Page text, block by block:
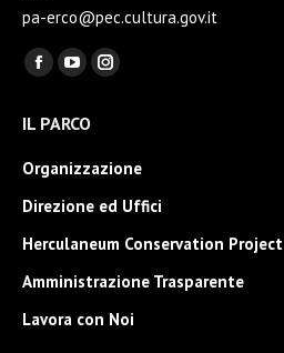
pa-erco@pec.cultura.gov.it
Ci puoi trovare su:
Facebook
opens
in
window
YouTube
opens
in
window
Instagram
in
window
IL PARCO
Organizzazione
Direzione ed Uffici
Herculaneum Conservation Project
Amministrazione Trasparente
Lavora con Noi